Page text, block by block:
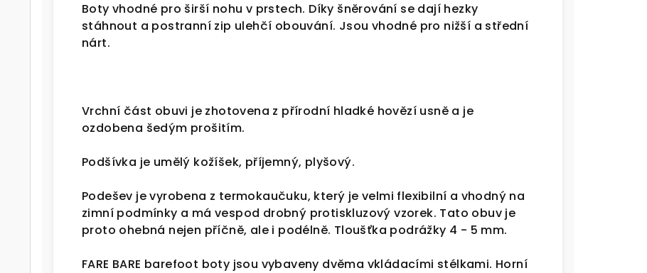
Boty vhodné pro širší nohu v prstech. Díky šněrování se dají hezky
stáhnout a postranní zip ulehčí obouvání. Jsou vhodné pro nižší a střední
nárt.
Vrchní část obuvi je zhotovena z přírodní hladké hovězí usně a je
ozdobena šedým prošitím.
Podšívka je umělý kožíšek, příjemný, plyšový.
Podešev je vyrobena z termokaučuku, který je velmi flexibilní a vhodný na
zimní podmínky a má vespod drobný protiskluzový vzorek. Tato obuv je
proto ohebná nejen příčně, ale i podélně. Tloušťka podrážky 4 - 5 mm.
FARE BARE barefoot boty jsou vybaveny dvěma vkládacími stélkami. Horní